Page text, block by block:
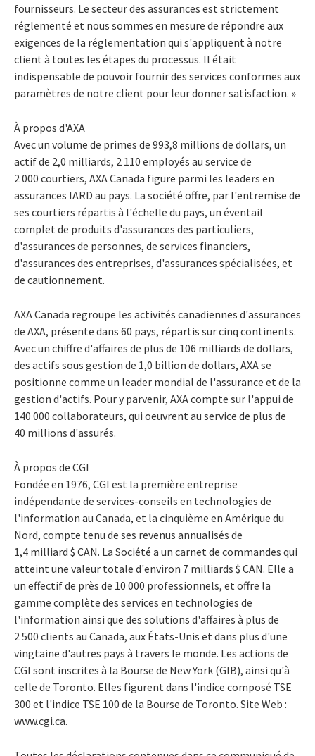
fournisseurs. Le secteur des assurances est strictement
réglementé et nous sommes en mesure de répondre aux
exigences de la réglementation qui s'appliquent à notre
client à toutes les étapes du processus. Il était
indispensable de pouvoir fournir des services conformes aux
paramètres de notre client pour leur donner satisfaction. »
À propos d'AXA
Avec un volume de primes de 993,8 millions de dollars, un
actif de 2,0 milliards, 2 110 employés au service de
2 000 courtiers, AXA Canada figure parmi les leaders en
assurances IARD au pays. La société offre, par l'entremise de
ses courtiers répartis à l'échelle du pays, un éventail
complet de produits d'assurances des particuliers,
d'assurances de personnes, de services financiers,
d'assurances des entreprises, d'assurances spécialisées, et
de cautionnement.
AXA Canada regroupe les activités canadiennes d'assurances
de AXA, présente dans 60 pays, répartis sur cinq continents.
Avec un chiffre d'affaires de plus de 106 milliards de dollars,
des actifs sous gestion de 1,0 billion de dollars, AXA se
positionne comme un leader mondial de l'assurance et de la
gestion d'actifs. Pour y parvenir, AXA compte sur l'appui de
140 000 collaborateurs, qui oeuvrent au service de plus de
40 millions d'assurés.
À propos de CGI
Fondée en 1976, CGI est la première entreprise
indépendante de services-conseils en technologies de
l'information au Canada, et la cinquième en Amérique du
Nord, compte tenu de ses revenus annualisés de
1,4 milliard $ CAN. La Société a un carnet de commandes qui
atteint une valeur totale d'environ 7 milliards $ CAN. Elle a
un effectif de près de 10 000 professionnels, et offre la
gamme complète des services en technologies de
l'information ainsi que des solutions d'affaires à plus de
2 500 clients au Canada, aux États-Unis et dans plus d'une
vingtaine d'autres pays à travers le monde. Les actions de
CGI sont inscrites à la Bourse de New York (GIB), ainsi qu'à
celle de Toronto. Elles figurent dans l'indice composé TSE
300 et l'indice TSE 100 de la Bourse de Toronto. Site Web :
www.cgi.ca.